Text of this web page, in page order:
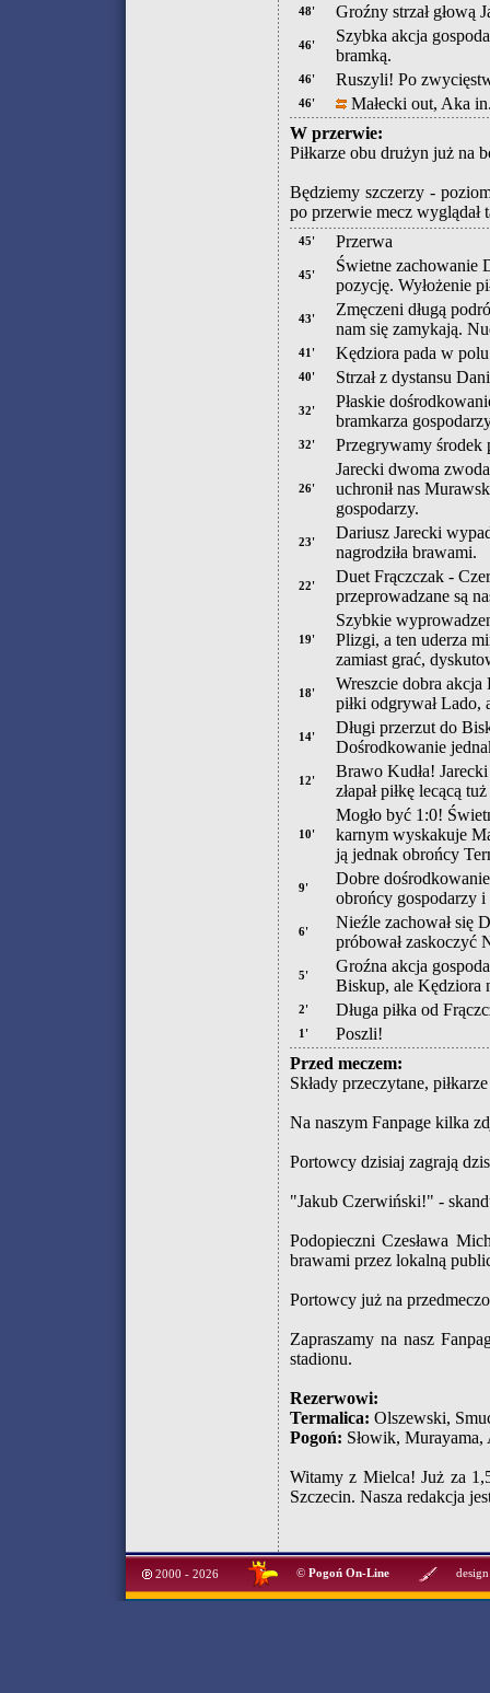
48' Groźny strzał głową
46'
Szybka akcja
bramką.
46' Ruszyli! Po
46'
Małecki out, Aka
W przerwie:
Piłkarze obu drużyn już na
Będziemy szczerzy -
po przerwie mecz wyglądał
45' Przerwa
45'
Świetne zachowanie
pozycję. Wyłożenie
43'
Zmęczeni długą
nam się zamykają.
41' Kędziora pada w
40' Strzał z dystansu
32'
Płaskie
bramkarza
32' Przegrywamy środek
26'
Jarecki dwoma
uchronił nas
gospodarzy.
23'
Dariusz Jarecki
nagrodziła brawami.
22'
Duet Frączczak -
przeprowadzane są
19'
Szybkie
Plizgi, a ten uderza
zamiast grać,
18'
Wreszcie dobra
piłki odgrywał Lado,
14'
Długi przerzut do
Dośrodkowanie
12'
Brawo Kudła!
złapał piłkę lecącą
10'
Mogło być 1:0!
karnym wyskakuje
ją jednak obrońcy
9'
Dobre
obrońcy gospodarzy
6'
Nieźle zachował się
próbował zaskoczyć
5'
Groźna akcja
Biskup, ale Kędziora
2' Długa piłka od
1'
Poszli!
Przed meczem:
Składy przeczytane,
Na naszym Fanpage kilka
Portowcy dzisiaj zagrają
"Jakub Czerwiński!" -
Podopieczni Czesława
brawami przez lokalną
Portowcy już na
Zapraszamy na nasz
stadionu.
Rezerwowi:
Termalica: Olszewski,
Pogoń: Słowik,
Witamy z Mielca! Już za
Szczecin. Nasza redakcja
2000 - 2026 © Pogoń On-Line